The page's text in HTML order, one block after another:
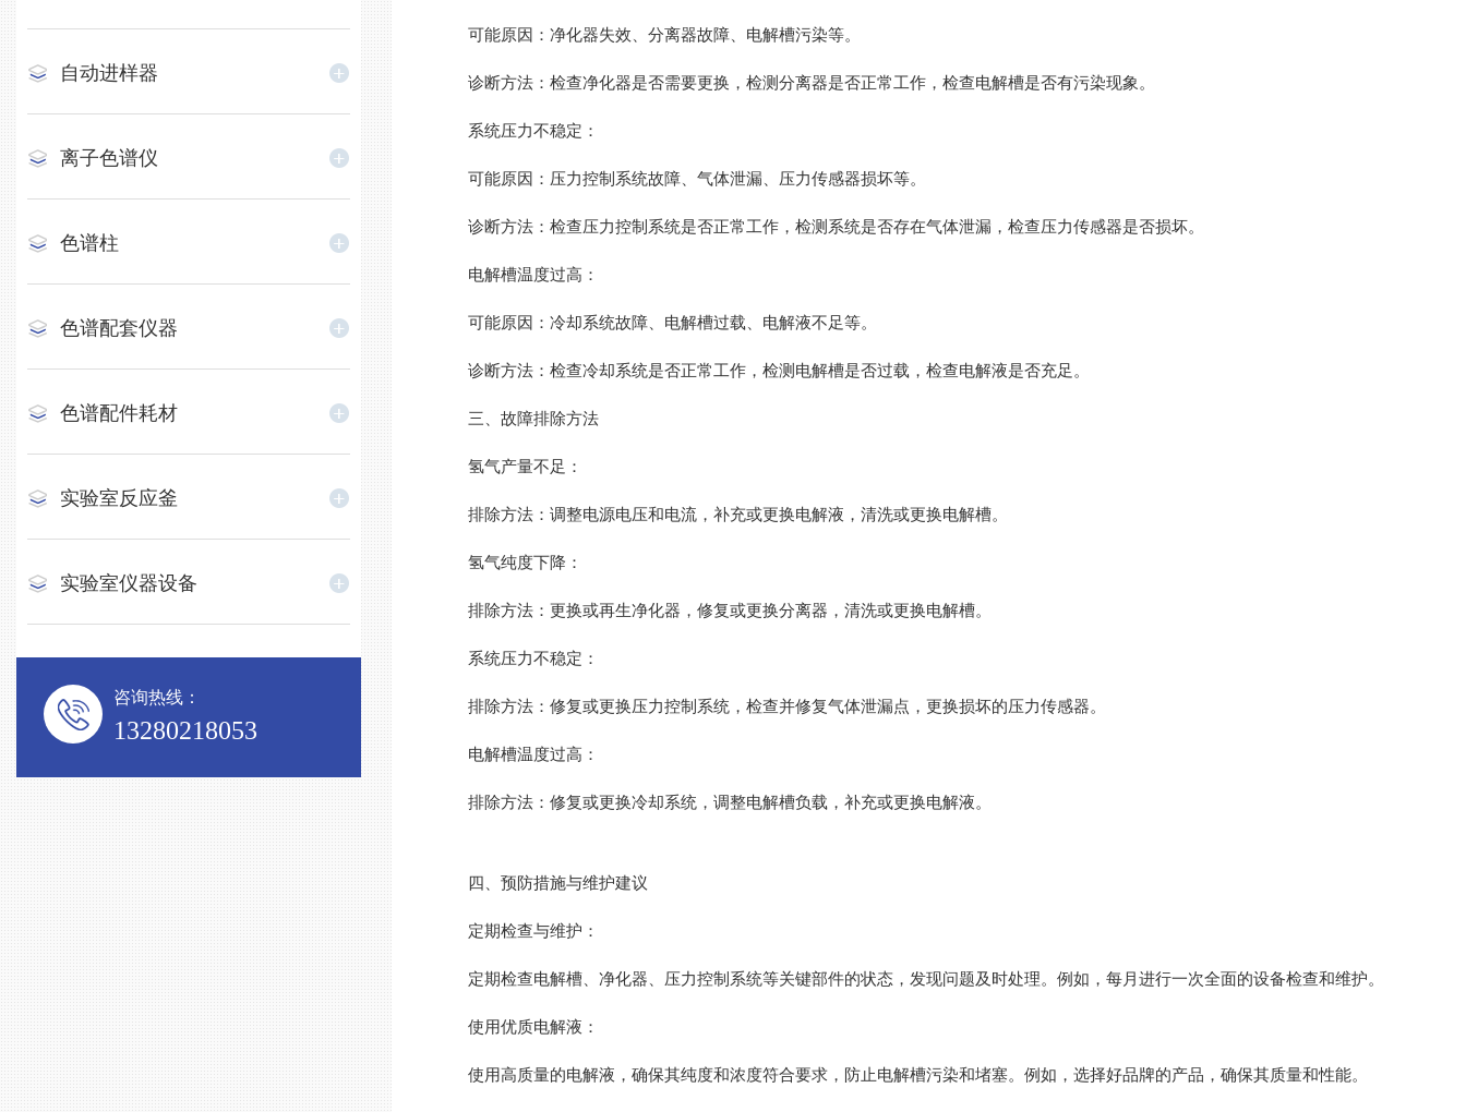
自动进样器
离子色谱仪
色谱柱
色谱配套仪器
色谱配件耗材
实验室反应釜
实验室仪器设备
咨询热线：
13280218053
可能原因：净化器失效、分离器故障、电解槽污染等。
诊断方法：检查净化器是否需要更换，检测分离器是否正常工作，检查电解槽是否有污染现象。
系统压力不稳定：
可能原因：压力控制系统故障、气体泄漏、压力传感器损坏等。
诊断方法：检查压力控制系统是否正常工作，检测系统是否存在气体泄漏，检查压力传感器是否损坏。
电解槽温度过高：
可能原因：冷却系统故障、电解槽过载、电解液不足等。
诊断方法：检查冷却系统是否正常工作，检测电解槽是否过载，检查电解液是否充足。
三、故障排除方法
氢气产量不足：
排除方法：调整电源电压和电流，补充或更换电解液，清洗或更换电解槽。
氢气纯度下降：
排除方法：更换或再生净化器，修复或更换分离器，清洗或更换电解槽。
系统压力不稳定：
排除方法：修复或更换压力控制系统，检查并修复气体泄漏点，更换损坏的压力传感器。
电解槽温度过高：
排除方法：修复或更换冷却系统，调整电解槽负载，补充或更换电解液。
四、预防措施与维护建议
定期检查与维护：
定期检查电解槽、净化器、压力控制系统等关键部件的状态，发现问题及时处理。例如，每月进行一次全面的设备检查和维护。
使用优质电解液：
使用高质量的电解液，确保其纯度和浓度符合要求，防止电解槽污染和堵塞。例如，选择好品牌的产品，确保其质量和性能。